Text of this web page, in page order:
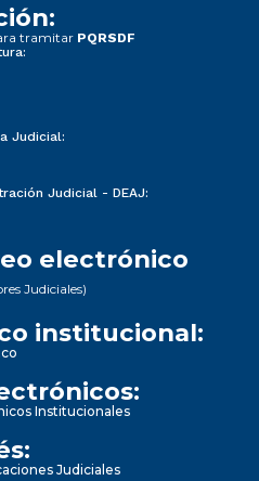
tramitar PQRSDF
Judicial:
Judicial - DEAJ:
electrónico
Judiciales)
institucional:
Institucionales
Judiciales